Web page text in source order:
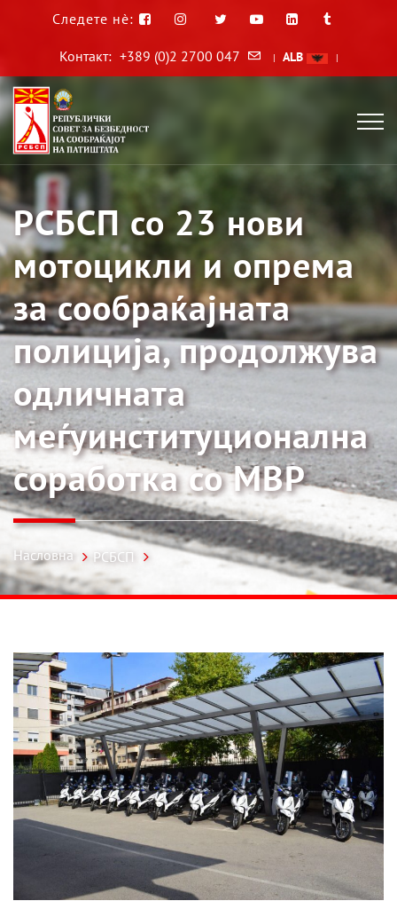
Следете нè:
Контакт: +389 (0)2 2700 047 | ALB |
РСБСП со 23 нови
мотоцикли и опрема
за сообраќајната
полиција, продолжува
одличната
меѓуинституционална
соработка со МВР
Насловна РСБСП